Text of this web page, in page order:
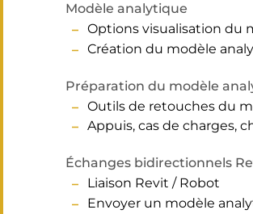
Modèle analytique
Options visualisation du
Création du modèle
Préparation du modèle
Outils de retouches du
Appuis, cas de charges,
Échanges bidirectionnels
Liaison Revit / Robot
Envoyer un modèle